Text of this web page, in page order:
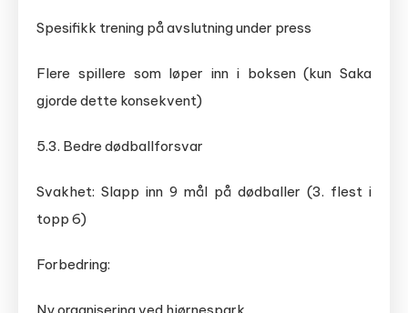
Spesifikk trening på avslutning under press
Flere spillere som løper inn i boksen (kun Saka
gjorde dette konsekvent)
5.3. Bedre dødballforsvar
Svakhet: Slapp inn 9 mål på dødballer (3. flest i
topp 6)
Forbedring: